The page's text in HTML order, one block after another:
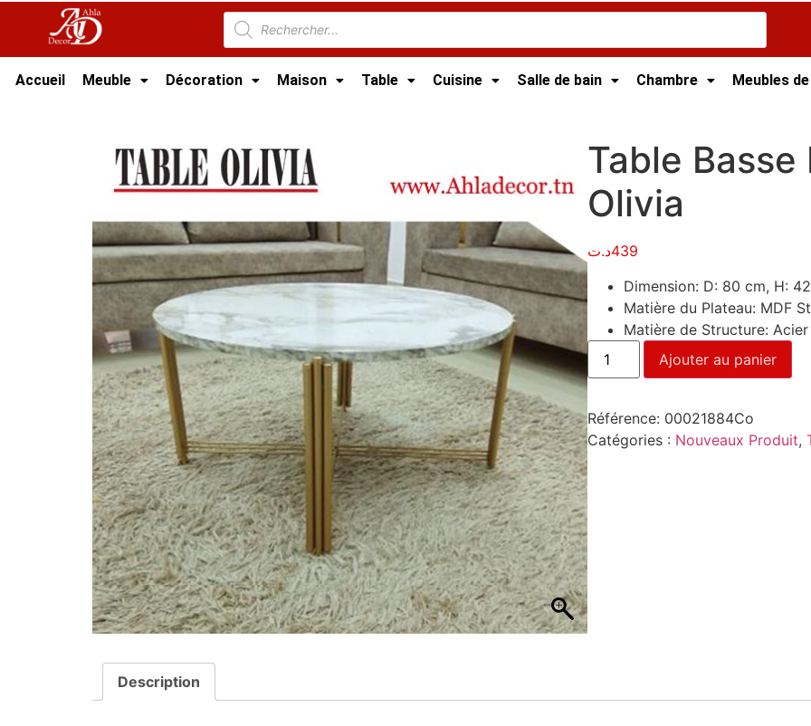
Accueil Meuble Décoration Maison Table Cuisine Salle de bain Chambre Meubles
Table
Olivia
439د.ت
Dimension: D: 80 cm, H:
Matière du Plateau: MDF
Matière de Structure:
Ajouter au panier
Référence: 00021884Co
Catégories : Nouveaux Produit,
Description